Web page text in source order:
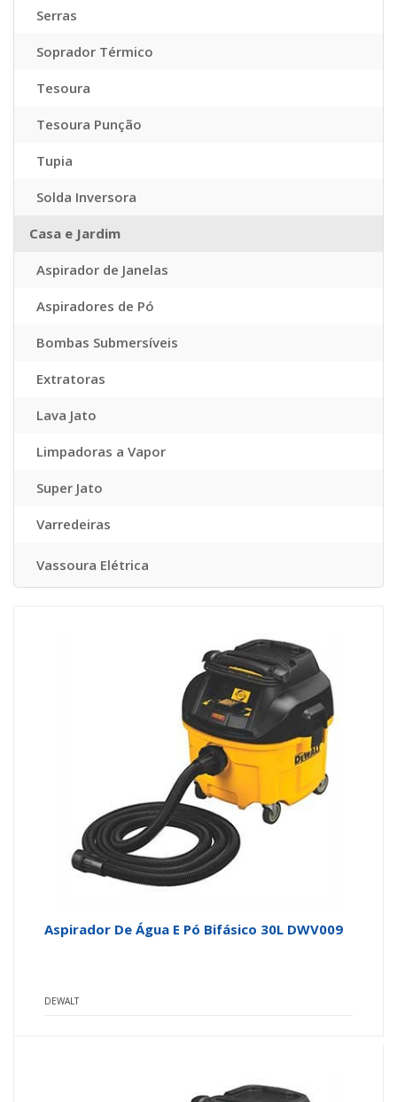
Serras
Soprador Térmico
Tesoura
Tesoura Punção
Tupia
Solda Inversora
Casa e Jardim
Aspirador de Janelas
Aspiradores de Pó
Bombas Submersíveis
Extratoras
Lava Jato
Limpadoras a Vapor
Super Jato
Varredeiras
Vassoura Elétrica
Aspirador De Água E Pó Bifásico 30L DWV009
DEWALT